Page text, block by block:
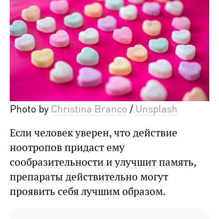
Photo by Christina Branco / Unsplash
Если человек уверен, что действие
ноотропов придаст ему
сообразительности и улучшит память,
препараты действительно могут
проявить себя лучшим образом.